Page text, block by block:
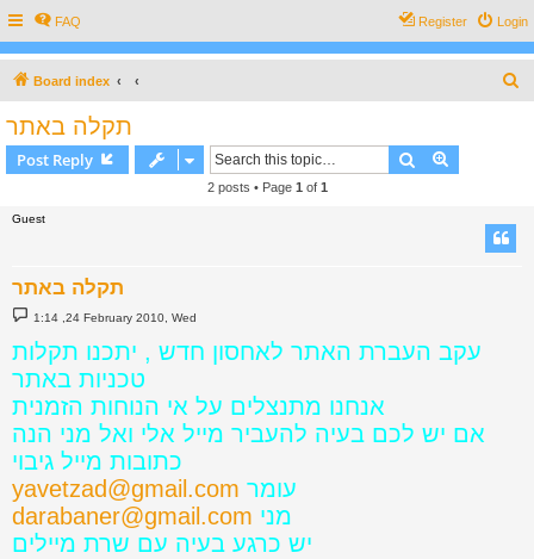
FAQ Login
Register
Board index
תקלה באתר
Post Reply Search
2 posts • Page 1 of 1
Guest
תקלה באתר
P
o
s
1:14 ,24 February 2010, Wed
עקב העברת האתר לאחסון חדש , יתכנו תקלות
טכניות באתר
אנחנו מתנצלים על אי הנוחות הזמנית
אם יש לכם בעיה להעביר מייל אלי ואל מני הנה
כתובות מייל גיבוי
yavetzad@gmail.com עומר
darabaner@gmail.com מני
יש כרגע בעיה עם שרת מיילים